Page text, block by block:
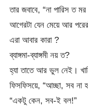
তার জবাবে, “না পারিস ত
আগেরটা যেন মেয়ে আর
এরা আবার কারা ?
ব্যাঙ্গমা-ব্যাঙ্গমী নয় ত?
হ্যা তাতে আর ভুল নেই।
ফিসফিসয়ে, “আচ্ছা, সব না
“একটু কেন, সব-ই বল!”